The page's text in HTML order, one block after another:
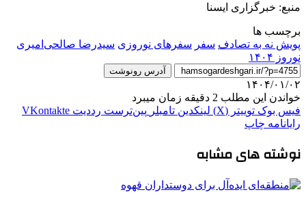
منبع: خبرگزاری ایسنا
برچسب ها
پویش نه به تصادف سفر سفرهای نوروزی سیدرضا صالحی‌امیری
نوروز ۱۴۰۴
آدرس رونوشت
۱۴۰۴/۰۱/۰۲
خواندن این مطلب 2 دقیقه زمان میبرد
فیس بوک توییتر (X) لینکدین ‫تامبلر ‫پین‌ترست ‫رددیت ‫VKontakte
رایانامه چاپ
نوشته های مشابه